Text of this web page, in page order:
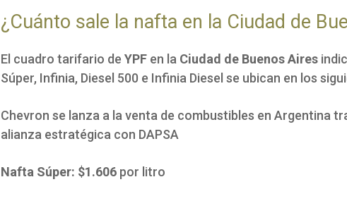
¿Cuánto sale la nafta en la Ciudad de
El cuadro tarifario de YPF en la Ciudad de Buenos Aires
Súper, Infinia, Diesel 500 e Infinia Diesel se ubican en los
Chevron se lanza a la venta de combustibles en Argentina
alianza estratégica con DAPSA
Nafta Súper: $1.606 por litro